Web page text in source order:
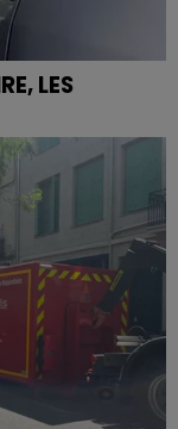
LES